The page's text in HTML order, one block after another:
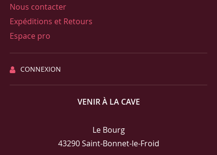
Nous contacter
Expéditions et Retours
Espace pro
CONNEXION
VENIR À LA CAVE
Le Bourg
43290 Saint-Bonnet-le-Froid